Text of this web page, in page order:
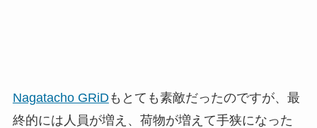
Nagatacho GRiDもとても素敵だったのですが、最
終的には人員が増え、荷物が増えて手狭になった